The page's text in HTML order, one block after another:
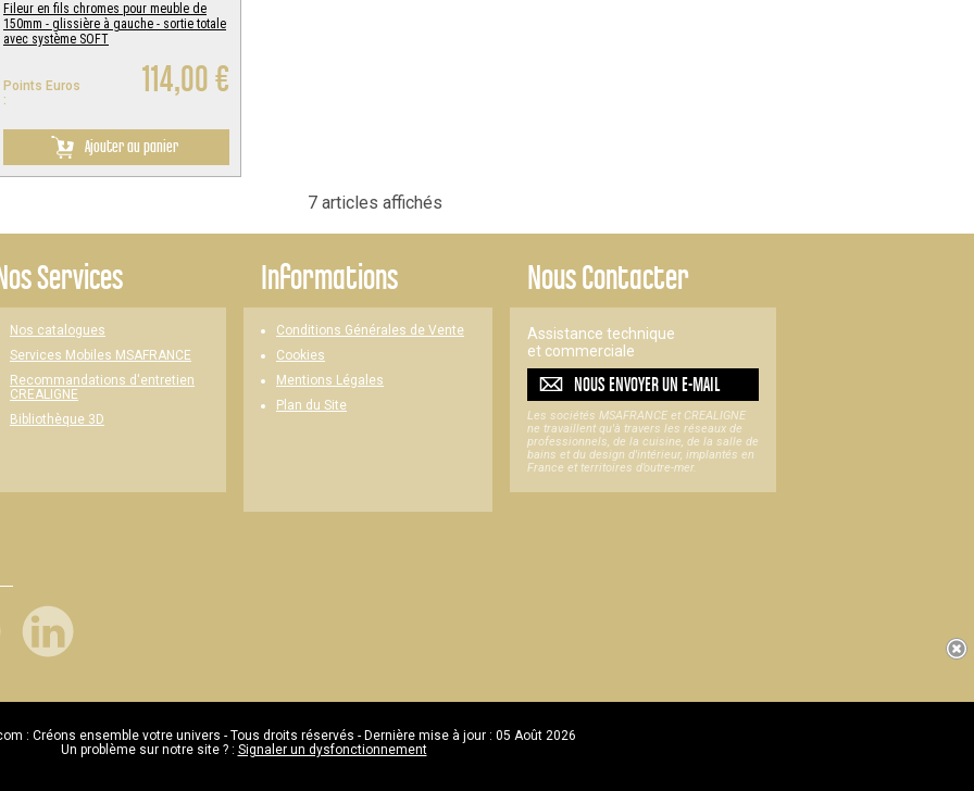
Fileur en fils chromes pour meuble de
150mm - glissière à gauche - sortie totale
avec système SOFT
Points Euros
:
114,00 €
Ajouter au panier
7 articles affichés
Services
Nos catalogues
Services Mobiles MSAFRANCE
Recommandations d'entretien
CREALIGNE
Bibliothèque 3D
Informations
Conditions Générales de Vente
Cookies
Mentions Légales
Plan du Site
Nous Contacter
Assistance technique
et commerciale
NOUS ENVOYER UNE-MAIL
Les sociétés MSAFRANCE et CREALIGNE
ne travaillent qu'à travers les réseaux de
professionnels, de la cuisine, de la salle de
bains et du design d'intérieur, implantés en
France et territoires d’outre-mer.
: Créons ensemble votre univers - Tous droits réservés - Dernière mise à jour : 05 Août 2026
Un problème sur notre site ? : Signaler un dysfonctionnement